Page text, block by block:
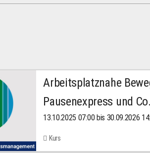
Arbeitsplatznahe
Pausenexpress und Co.
13.10.2025 07:00 bis 30.09.2026
Kurs